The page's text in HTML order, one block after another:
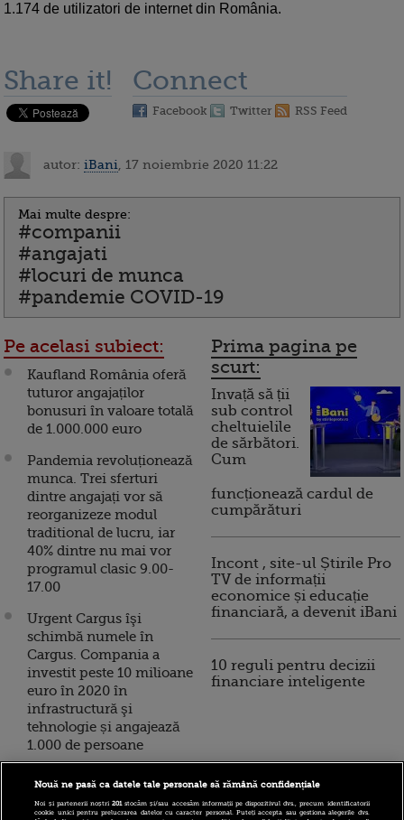
1.174 de utilizatori de internet din România.
Share it! Connect
Facebook Twitter RSS Feed
autor: iBani , 17 noiembrie 2020 11:22
Mai multe despre:
#companii
#angajati
#locuri de munca
#pandemie COVID-19
Pe acelasi subiect:
Kaufland România oferă
tuturor angajaților
bonusuri în valoare totală
de 1.000.000 euro
Pandemia revoluționează
munca. Trei sferturi
dintre angajați vor să
reorganizeze modul
traditional de lucru, iar
40% dintre nu mai vor
programul clasic 9.00-
17.00
Urgent Cargus îşi
schimbă numele în
Cargus. Compania a
investit peste 10 milioane
euro în 2020 în
infrastructură şi
tehnologie și angajează
1.000 de persoane
Al doilea val al
angajații din Europa.
Prima pagina pe
scurt:
Invață să ții
sub control
cheltuielile
de sărbători.
Cum
funcționează cardul de
cumpărături
Incont , site-ul Știrile Pro
TV de informații
economice și educație
financiară, a devenit iBani
10 reguli pentru decizii
financiare inteligente
Nouă ne pasă ca datele tale personale să rămână confidențiale
Noi și partenerii noștri201stocăm și/sau accesăm informații pe dispozitivul dvs., precum identificatorii
cookie unici pentru prelucrarea datelor cu caracter personal. Puteți accepta sau gestiona alegerile dvs.